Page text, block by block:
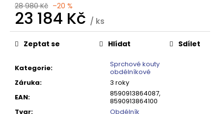
28 980 Kč –20 %
23 184 Kč / ks
Měrná
cena:
Kategorie:
Sprchové kouty
obdélníkové
Záruka:
3 roky
EAN:
8590913864087,
8590913864100
Tvar:
Obdélník
Zeptat se Hlídat Sdílet
e
m
e
SIMPLY
BLACK
ČTVRTKRUHOVÝ
SPRCHOVÝ